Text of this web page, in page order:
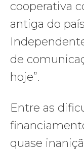
cooperativa
antiga do
de
hoje”.
Entre as
quase